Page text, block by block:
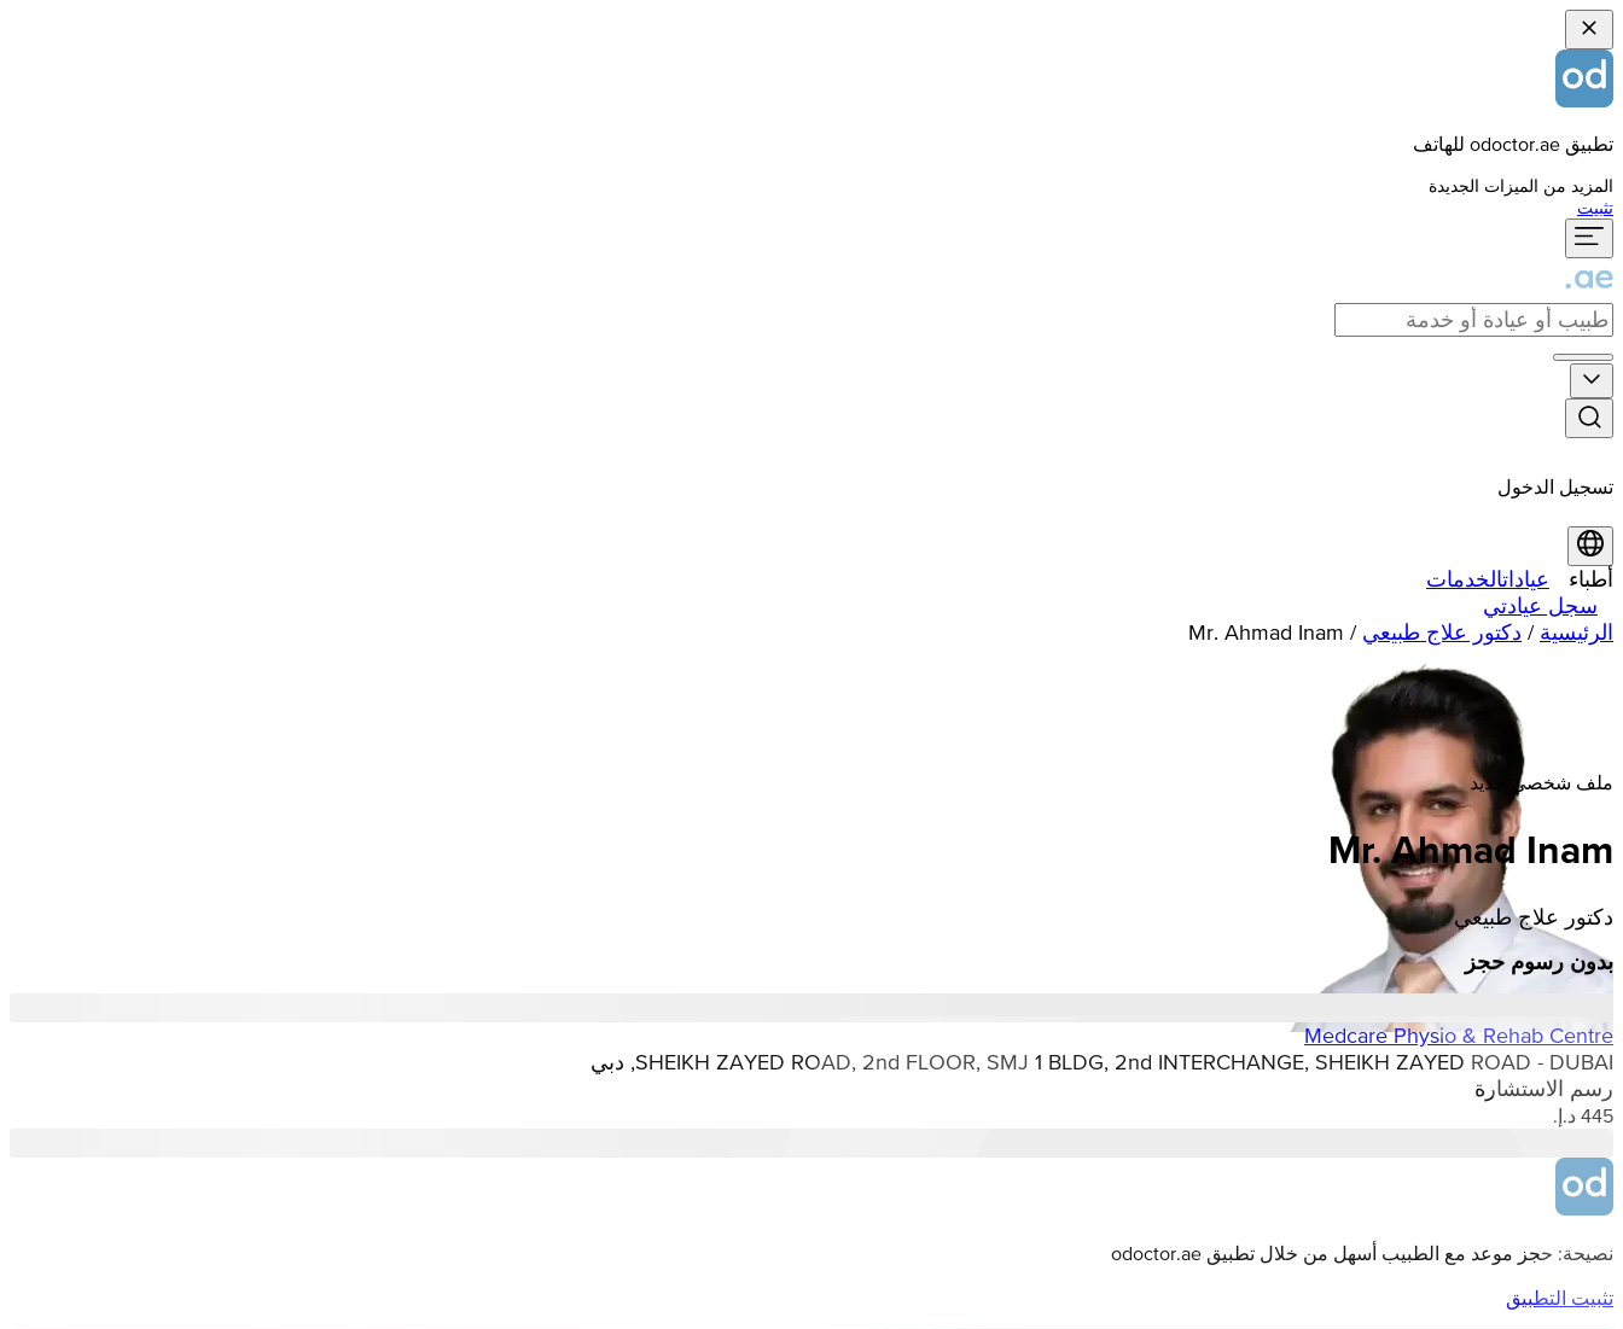
تطبيق odoctor.ae للهاتف
المزيد من الميزات الجديدة
تثبيت
تسجيل الدخول
أطباء عياداتالخدمات
سجل عيادتي
الرئيسية / دكتور علاج طبيعي /
Mr. Ahmad Inam
ملف شخصي جديد
Mr. Ahmad Inam
دكتور علاج طبيعي
بدون رسوم حجز
Medcare Physio & Rehab Centre
SHEIKH ZAYED ROAD, 2nd FLOOR, SMJ 1 BLDG, 2nd INTERCHANGE, SHEIKH ZAYED ROAD - DUBAI, دبي
رسم الاستشارة
نصيحة: حجز موعد مع الطبيب أسهل من خلال تطبيق odoctor.ae
تثبيت التطبيق